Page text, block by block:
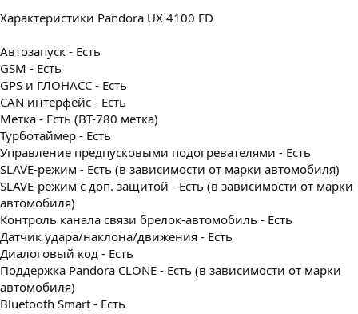
Характеристики Pandora UX 4100 FD
Автозапуск - Есть
GSM - Есть
GPS и ГЛОНАСС - Есть
CAN интерфейс - Есть
Метка - Есть (BT-780 метка)
Турботаймер - Есть
Управление предпусковыми подогревателями - Есть
SLAVE-режим - Есть (в зависимости от марки автомобиля)
SLAVE-режим с доп. защитой - Есть (в зависимости от марки
автомобиля)
Контроль канала связи брелок-автомобиль - Есть
Датчик удара/наклона/движения - Есть
Диалоговый код - Есть
Поддержка Pandora CLONE - Есть (в зависимости от марки
автомобиля)
Bluetooth Smart - Есть